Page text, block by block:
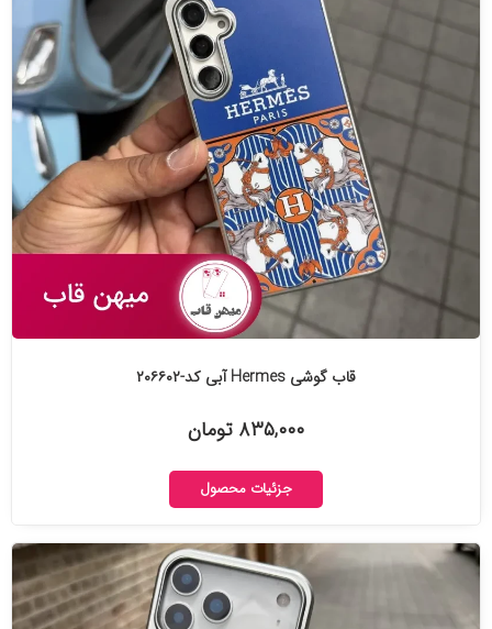
قاب گوشی Hermes آبی کد-۲۰۶۶۰۲
۸۳۵,۰۰۰ تومان
جزئیات محصول